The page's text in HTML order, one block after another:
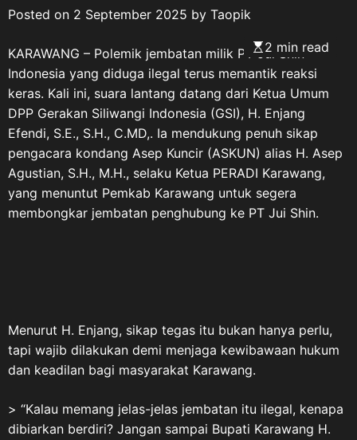
para Veteran Republik
merebut, mempertahankan,
serta menjaga kedaulatan
Negara Kesatuan Republik
Indonesia. Pesan tersebut
disampaikan ASDO, Sekretaris
PC Pemuda Panca Marga
(PPM) Karawang, bertepatan
dengan Hari Veteran Nasional
2026. Dengan penuh
penghormatan kepada para
perjuangan, pengorbanan, dan
pengabdian yang telah
diberikan untuk bangsa dan
sejarah perjuangan para
veteran harus terus hidup
Posted on 2 September 2025 by Taopik
2 min read
KARAWANG – Polemik jembatan milik PT Jui Shin
Indonesia yang diduga ilegal terus memantik reaksi
keras. Kali ini, suara lantang datang dari Ketua Umum
DPP Gerakan Siliwangi Indonesia (GSI), H. Enjang
Efendi, S.E., S.H., C.MD,. Ia mendukung penuh sikap
pengacara kondang Asep Kuncir (ASKUN) alias H. Asep
Agustian, S.H., M.H., selaku Ketua PERADI Karawang,
yang menuntut Pemkab Karawang untuk segera
membongkar jembatan penghubung ke PT Jui Shin.
Menurut H. Enjang, sikap tegas itu bukan hanya perlu,
tapi wajib dilakukan demi menjaga kewibawaan hukum
dan keadilan bagi masyarakat Karawang.
> “Kalau memang jelas-jelas jembatan itu ilegal, kenapa
dibiarkan berdiri? Jangan sampai Bupati Karawang H.